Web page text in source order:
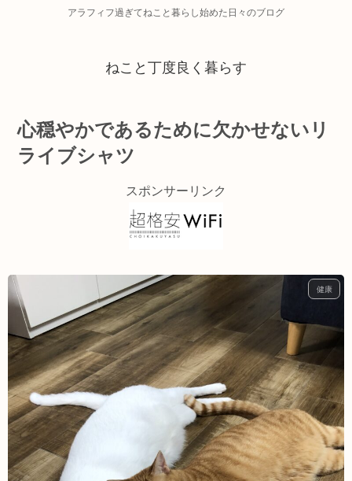
アラフィフ過ぎてねこと暮らし始めた日々のブログ
ねこと丁度良く暮らす
心穏やかであるために欠かせないリ
ライブシャツ
スポンサーリンク
健康